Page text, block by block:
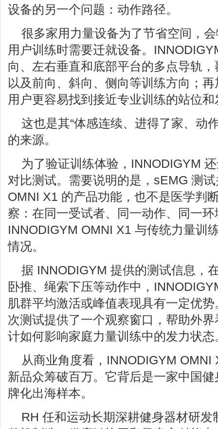
设备的另一个问题：动作路径。
很多家用力量设备为了节省空间，
用户训练时需要迁就设备。
向、左右垂直和底部平台的多点导轨
以及前向、斜向、侧向等训练方向；
用户更容易找到接近专业训练的站位
这也是其“体感连续、进得了家、动
的来源。
为了验证训练体验，INNODIGYM
对比测试。需要说明的是，sEMG 测
OMNI X1 的产品功能，也不是医学判
察：在同一受试者、同一动作、同一
INNODIGYM OMNI X1 与传统力量训
情况。
据 INNODIGYM 提供的测试信息，
卧推、绳索下压等动作中，
肌群平均激活或峰值表现具有一定优
次测试提供了一个观察窗口，帮助外
计如何影响家庭力量训练中的发力状态
从商业角度看，INNODIGYM OMNI
新品众筹破百万。它背后是一家中国
牌化出海样本。
RH 任和运动长期深耕健身器材研